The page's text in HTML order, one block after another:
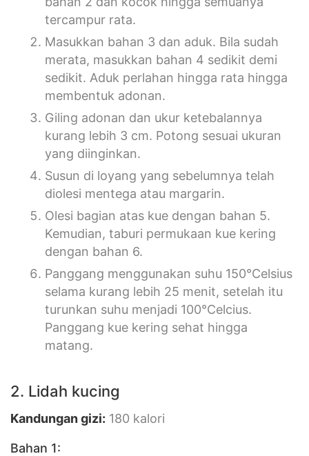
tercampur rata.
Masukkan bahan 3 dan aduk. Bila sudah
merata, masukkan bahan 4 sedikit demi
sedikit. Aduk perlahan hingga rata hingga
membentuk adonan.
Giling adonan dan ukur ketebalannya
kurang lebih 3 cm. Potong sesuai ukuran
yang diinginkan.
Susun di loyang yang sebelumnya telah
diolesi mentega atau margarin.
Olesi bagian atas kue dengan bahan 5.
Kemudian, taburi permukaan kue kering
dengan bahan 6.
Panggang menggunakan suhu 150°Celsius
selama kurang lebih 25 menit, setelah itu
turunkan suhu menjadi 100°Celcius.
Panggang kue kering sehat hingga
matang.
2. Lidah kucing
Kandungan gizi: 180 kalori
Bahan 1: